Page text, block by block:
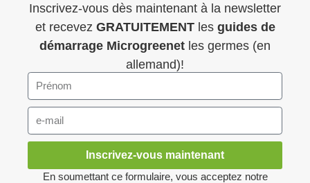
Inscrivez-vous dès maintenant à la newsletter
et recevez GRATUITEMENTles guides de
démarrage Microgreenet les germes (en
allemand)!
Inscrivez-vous maintenant
En soumettant ce formulaire, vous acceptez notre